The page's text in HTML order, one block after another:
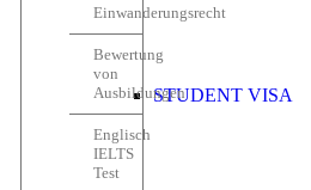
STUDENT VISA
Einwanderungsrecht
Bewertung
von
Ausbildungen
Englisch
IELTS
Test